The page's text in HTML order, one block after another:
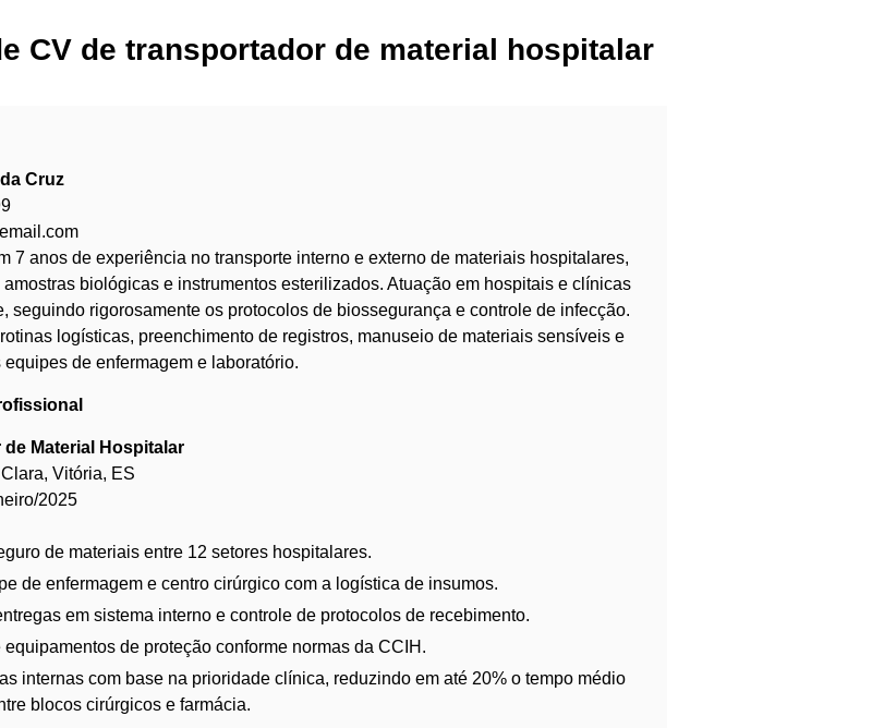
CV de transportador de material hospitalar
Cruz
7 anos de experiência no transporte interno e externo de materiais hospitalares,
amostras biológicas e instrumentos esterilizados. Atuação em hospitais e clínicas
seguindo rigorosamente os protocolos de biossegurança e controle de infecção.
logísticas, preenchimento de registros, manuseio de materiais sensíveis e
de enfermagem e laboratório.
Material Hospitalar
Vitória, ES
2025
de materiais entre 12 setores hospitalares.
de enfermagem e centro cirúrgico com a logística de insumos.
em sistema interno e controle de protocolos de recebimento.
de proteção conforme normas da CCIH.
internas com base na prioridade clínica, reduzindo em até 20% o tempo médio
blocos cirúrgicos e farmácia.